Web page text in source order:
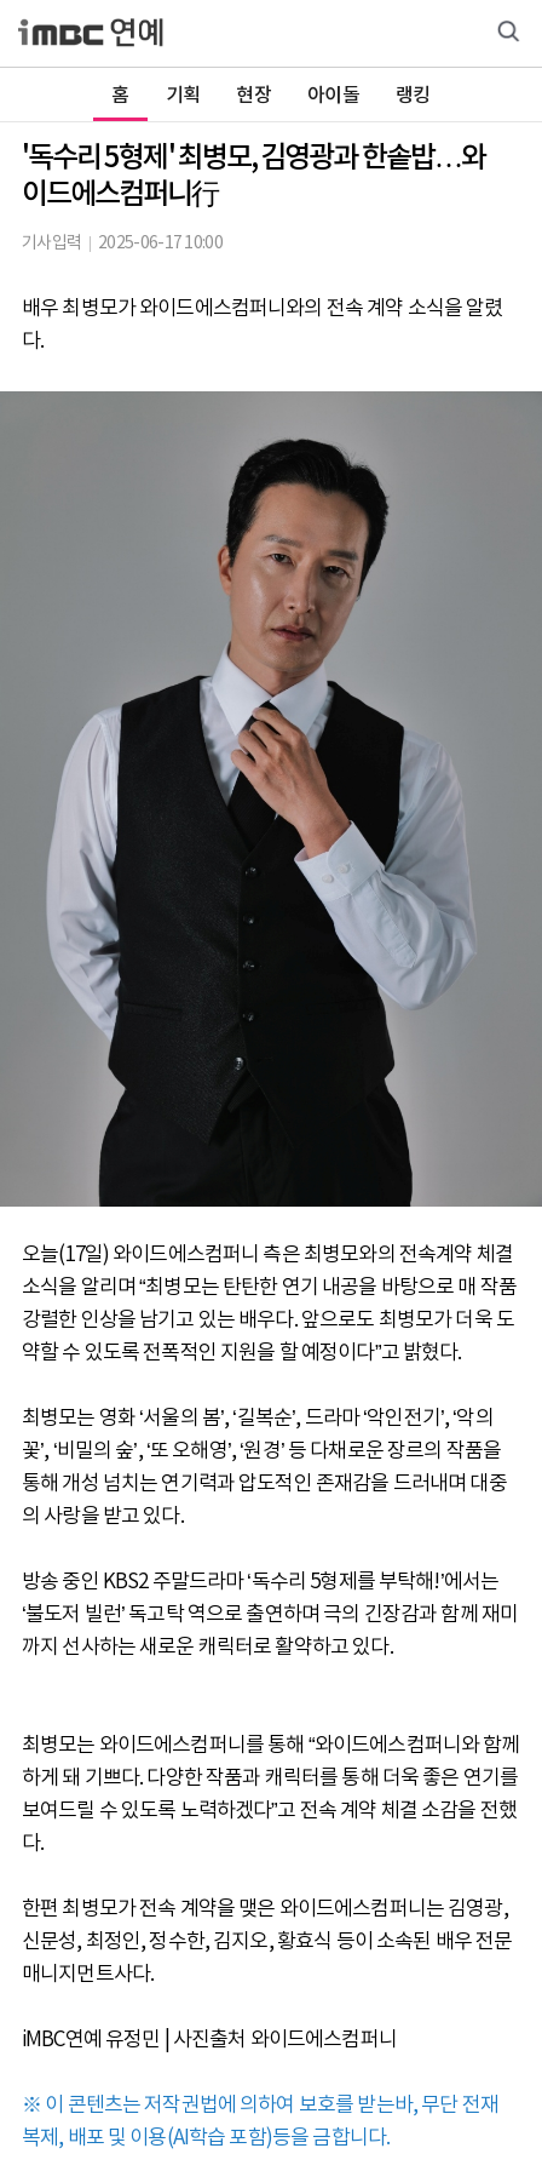
홈 기획 현장 아이돌 랭킹
'독수리 5형제' 최병모, 김영광과 한솥밥…와
이드에스컴퍼니行
기사입력 2025-06-17 10:00
배우 최병모가 와이드에스컴퍼니와의 전속 계약 소식을 알렸
다.
오늘(17일) 와이드에스컴퍼니 측은 최병모와의 전속계약 체결
소식을 알리며 “최병모는 탄탄한 연기 내공을 바탕으로 매 작품
강렬한 인상을 남기고 있는 배우다. 앞으로도 최병모가 더욱 도
약할 수 있도록 전폭적인 지원을 할 예정이다”고 밝혔다.
최병모는 영화 ‘서울의 봄’, ‘길복순’, 드라마 ‘악인전기’, ‘악의
꽃’, ‘비밀의 숲’, ‘또 오해영’, ‘원경’ 등 다채로운 장르의 작품을
통해 개성 넘치는 연기력과 압도적인 존재감을 드러내며 대중
의 사랑을 받고 있다.
방송 중인 KBS2 주말드라마 ‘독수리 5형제를 부탁해!’에서는
‘불도저 빌런’ 독고탁 역으로 출연하며 극의 긴장감과 함께 재미
까지 선사하는 새로운 캐릭터로 활약하고 있다.
최병모는 와이드에스컴퍼니를 통해 “와이드에스컴퍼니와 함께
하게 돼 기쁘다. 다양한 작품과 캐릭터를 통해 더욱 좋은 연기를
보여드릴 수 있도록 노력하겠다”고 전속 계약 체결 소감을 전했
다.
한편 최병모가 전속 계약을 맺은 와이드에스컴퍼니는 김영광,
신문성, 최정인, 정수한, 김지오, 황효식 등이 소속된 배우 전문
매니지먼트사다.
iMBC연예 유정민 | 사진출처 와이드에스컴퍼니
※ 이 콘텐츠는 저작권법에 의하여 보호를 받는바, 무단 전재
복제, 배포 및 이용(AI학습 포함)등을 금합니다.